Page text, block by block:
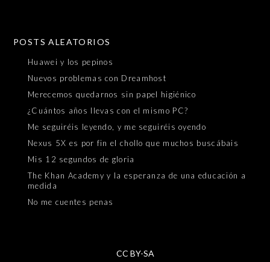
POSTS ALEATORIOS
Huawei y los pepinos
Nuevos problemas con Dreamhost
Merecemos quedarnos sin papel higiénico
¿Cuántos años llevas con el mismo PC?
Me seguiréis leyendo, y me seguiréis oyendo
Nexus 5X es por fin el chollo que muchos buscábais
Mis 12 segundos de gloria
The Khan Academy y la esperanza de una educación a
medida
No me cuentes penas
CC BY-SA